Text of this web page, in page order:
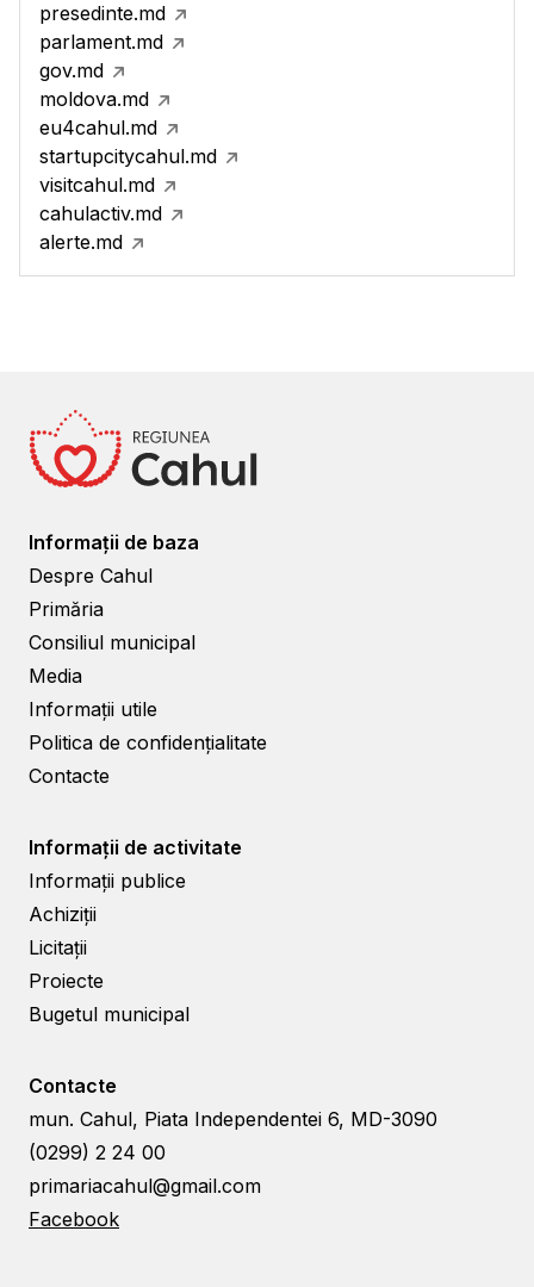
presedinte.md
parlament.md
gov.md
moldova.md
eu4cahul.md
startupcitycahul.md
visitcahul.md
cahulactiv.md
alerte.md
Informații de baza
Despre Cahul
Primăria
Consiliul municipal
Media
Informații utile
Politica de confidențialitate
Contacte
Informații de activitate
Informații publice
Achiziții
Licitații
Proiecte
Bugetul municipal
Contacte
mun. Cahul, Piata Independentei 6, MD-3090
(0299) 2 24 00
primariacahul@gmail.com
Facebook